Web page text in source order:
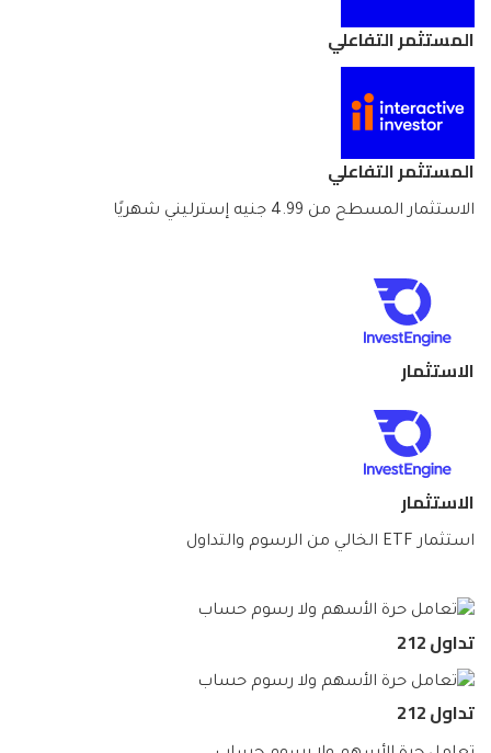
المستثمر التفاعلي
المستثمر التفاعلي
الاستثمار المسطح من 4.99 جنيه إسترليني شهريًا
الاستثمار
الاستثمار
استثمار ETF الخالي من الرسوم والتداول
تداول 212
تداول 212